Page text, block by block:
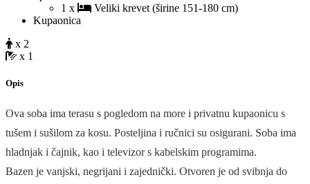
1 x
Veliki krevet (širine 151-180 cm)
Kupaonica
x 2
x 1
Opis
Ova soba ima terasu s pogledom na more i privatnu kupaonicu s
tušem i sušilom za kosu. Posteljina i ručnici su osigurani. Soba ima
hladnjak i čajnik, kao i televizor s kabelskim programima.
Bazen je vanjski, negrijani i zajednički. Otvoren je od svibnja do